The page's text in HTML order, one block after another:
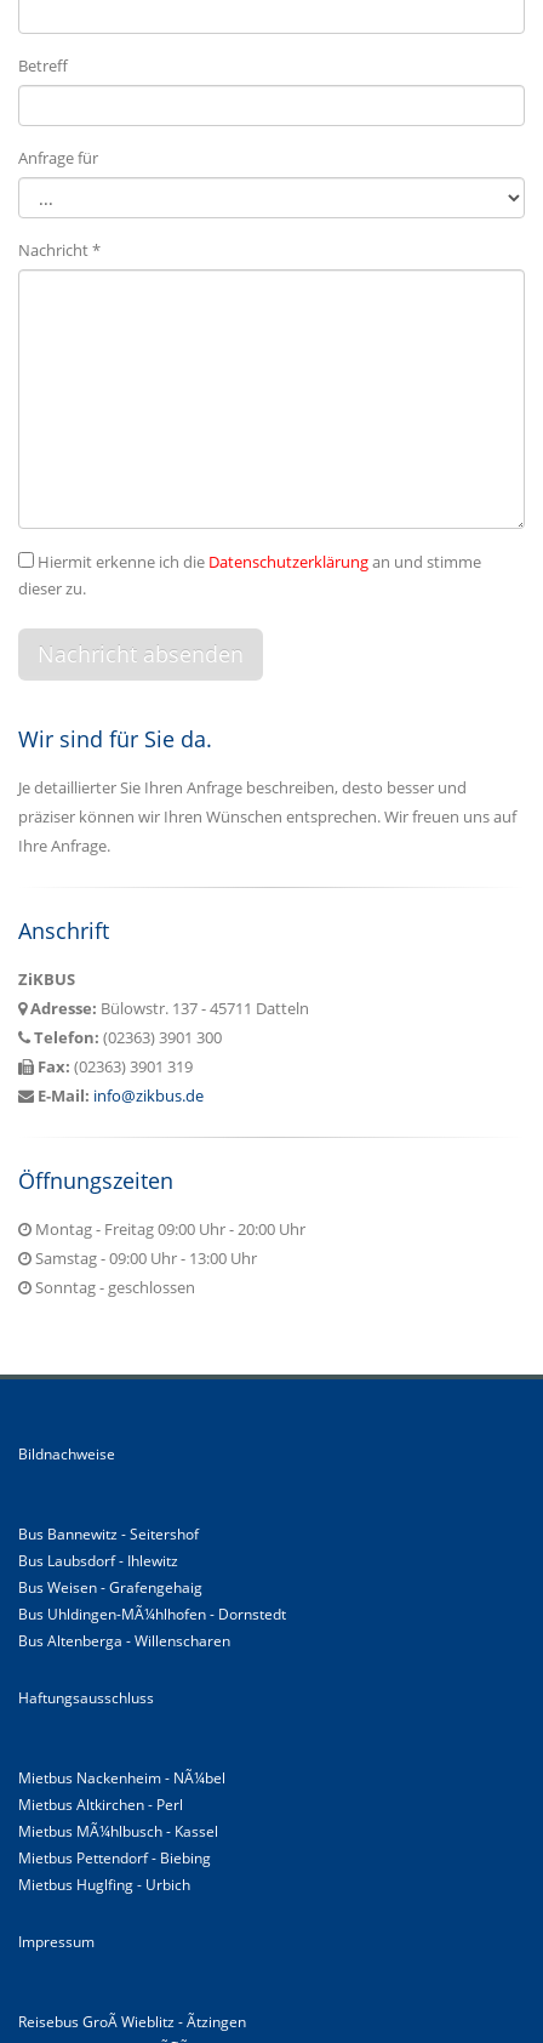
Betreff
Anfrage für
Nachricht *
Hiermit erkenne ich die Datenschutzerklärungan und stimme
dieser zu.
Wir sind für Sie da.
Je detaillierter Sie Ihren Anfrage beschreiben, desto besser und
präziser können wir Ihren Wünschen entsprechen. Wir freuen uns auf
Ihre Anfrage.
Anschrift
ZiKBUS
Adresse: Bülowstr. 137 - 45711 Datteln
Telefon: (02363) 3901 300
Fax: (02363) 3901 319
E-Mail: info@zikbus.de
Öffnungszeiten
Montag - Freitag 09:00 Uhr - 20:00 Uhr
Samstag - 09:00 Uhr - 13:00 Uhr
Sonntag - geschlossen
Bildnachweise
Bus Bannewitz - Seitershof
Bus Laubsdorf - Ihlewitz
Bus Weisen - Grafengehaig
Bus Uhldingen-MÃ¼hlhofen - Dornstedt
Bus Altenberga - Willenscharen
Haftungsausschluss
Mietbus Nackenheim - NÃ¼bel
Mietbus Altkirchen - Perl
Mietbus MÃ¼hlbusch - Kassel
Mietbus Pettendorf - Biebing
Mietbus Huglfing - Urbich
Impressum
Reisebus GroÃ Wieblitz - Ãtzingen